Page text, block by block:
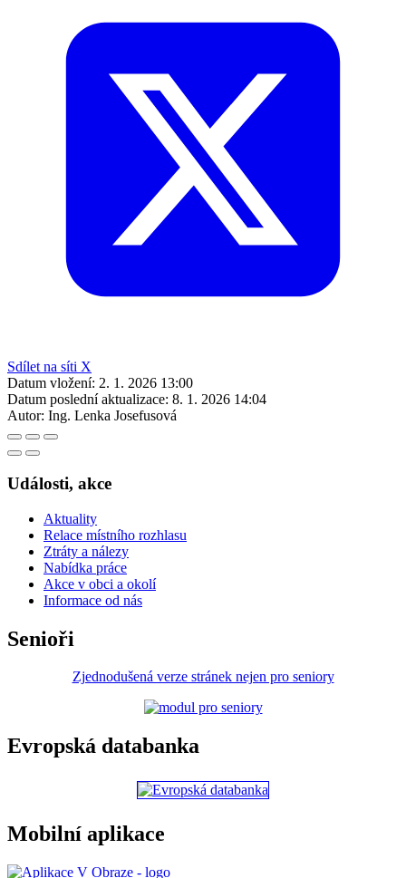
Sdílet na síti X
Datum vložení: 2. 1. 2026 13:00
Datum poslední aktualizace: 8. 1. 2026 14:04
Autor: Ing. Lenka Josefusová
Události, akce
Aktuality
Relace místního rozhlasu
Ztráty a nálezy
Nabídka práce
Akce v obci a okolí
Informace od nás
Senioři
Zjednodušená verze stránek nejen pro seniory
Evropská databanka
Mobilní aplikace